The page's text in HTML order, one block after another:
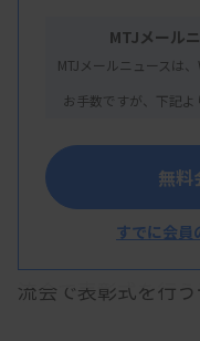
器・試薬・システ
ど、臨床検査を学
する「JACLaS
流会で表彰式を行う
MTJメール
MTJメールニュースは
お手数ですが、下記よ
無料
すでに会員